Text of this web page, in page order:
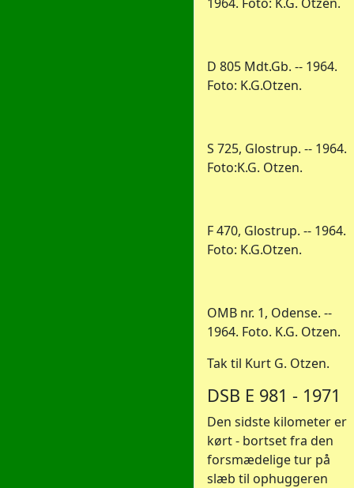
D 805 Mdt.Gb. -- 1964.
Foto: K.G.Otzen.
S 725, Glostrup. -- 1964.
Foto:K.G. Otzen.
F 470, Glostrup. -- 1964.
Foto: K.G.Otzen.
OMB nr. 1, Odense. --
1964. Foto. K.G. Otzen.
Tak til Kurt G. Otzen.
DSB E 981 - 1971
Den sidste kilometer er
kørt - bortset fra den
forsmædelige tur på
slæb til ophuggeren